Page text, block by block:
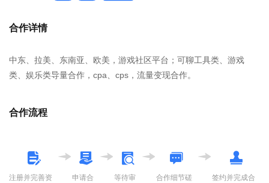
合作详情
中东、拉美、东南亚、欧美，游戏社区平台；可聊工具类、游戏
类、娱乐类导量合作，cpa、cps，流量变现合作。
合作流程
注册并完善资
申请合
等待审
合作细节磋
签约并完成合